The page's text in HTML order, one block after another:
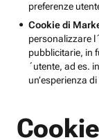
preferenze
Cookie di
personalizzare
pubblicitarie, in
´utente, ad es.
un’esperienza